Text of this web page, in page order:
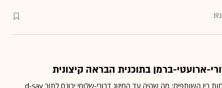
ארועטי-ברמן בתוכנית הבראה קיצונית
התוכנית כוללת הפרדת כוחות בין השותפים: מה שהיה עד המיזוג דרורי-שלומי יכונס לתוך d-say